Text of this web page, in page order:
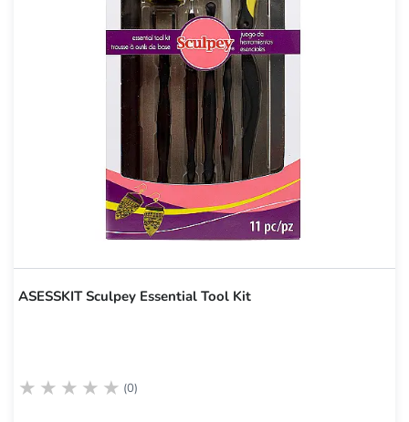
ASESSKIT Sculpey Essential Tool Kit
(0)